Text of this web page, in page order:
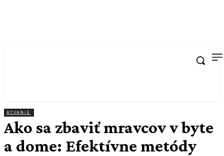
BÝVANIE
Ako sa zbaviť mravcov v byte
a dome: Efektívne metódy